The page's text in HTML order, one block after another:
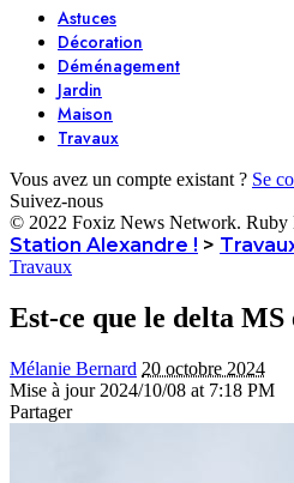
Astuces
Décoration
Déménagement
Jardin
Maison
Travaux
Vous avez un compte existant ? Se
Suivez-nous
© 2022 Foxiz News Network. Ruby
Station Alexandre ! >
Travaux
Est-ce que le delta
Mélanie Bernard 20 octobre 2024
Mise à jour 2024/10/08 at 7:18 PM
Partager